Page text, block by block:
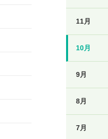
11月
10月
9月
8月
7月